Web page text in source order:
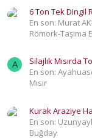
6 Ton Tek Dingil
En son: Murat
Römork-Taşıma
A
Silajlık Mısırda
En son:
Mısır
Kurak Araziye
En son:
Buğday